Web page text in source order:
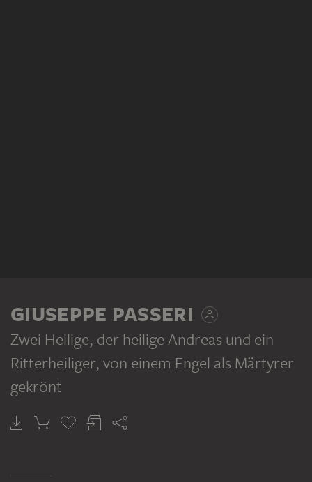
GIUSEPPE PASSERI
Zwei Heilige, der heilige Andreas und ein
Ritterheiliger, von einem Engel als Märtyrer
gekrönt